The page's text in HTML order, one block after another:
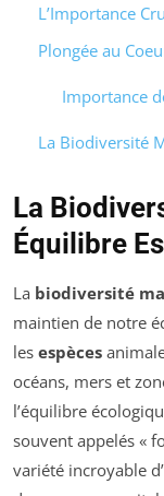
L’Importance
Plongée au
Importance
La Biodiversité
La
Équilibre
La biodiversité
maintien de notre
les espèces
océans, mers et
l’équilibre
souvent appelés «
variété incroyable